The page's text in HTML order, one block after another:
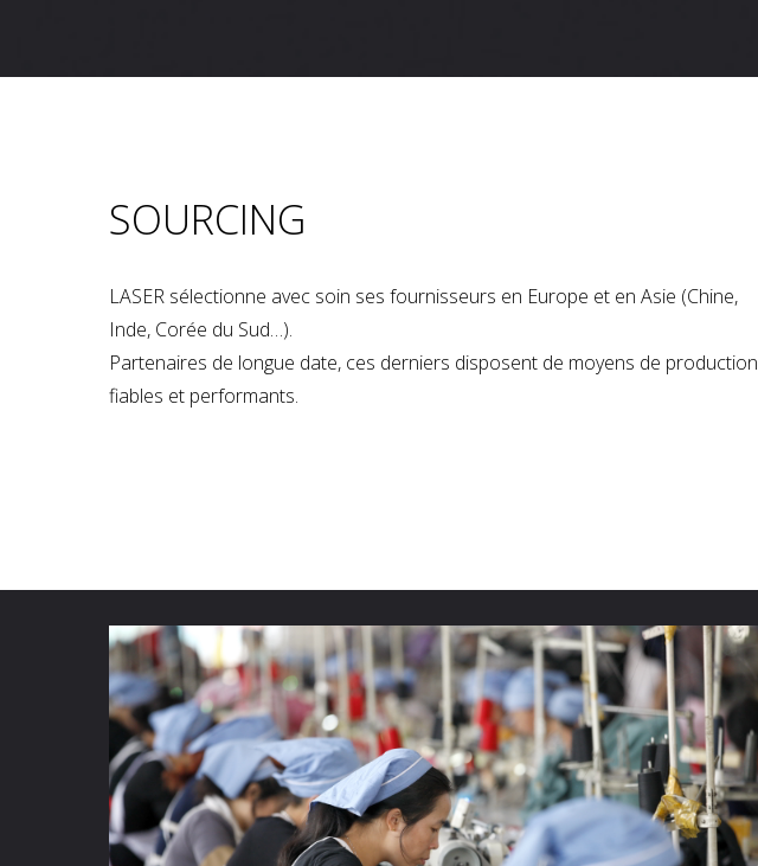
SOURCING
LASER sélectionne avec soin ses fournisseurs en Europe et en Asie (Chine,
Inde, Corée du Sud…).
Partenaires de longue date, ces derniers disposent de moyens de production
fiables et performants.